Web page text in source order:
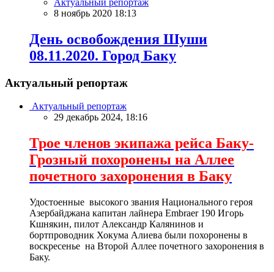
8 ноябрь 2020 18:13
День освобождения Шуши
08.11.2020. Город Баку
Актуальный репортаж
Актуальный репортаж
29 декабрь 2024, 18:16
Трое членов экипажа рейса Баку-
Грозный похоронены на Аллее
почетного захоронения в Баку
Удостоенные высокого звания Национального героя
Азербайджана капитан лайнера Embraer 190 Игорь
Кшнякин, пилот Александр Калянинов и
бортпроводник Хокума Алиева были похоронены в
воскресенье на Второй Аллее почетного захоронения в
Баку.